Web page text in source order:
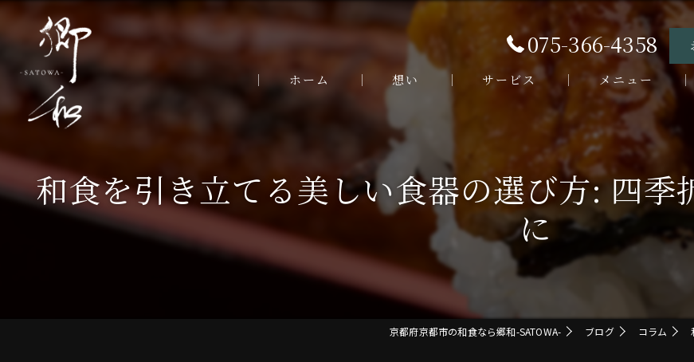
075-366-4358
ホーム 想い サービス
お客様の声
メニュー
ランチメニュー
ディナーメニュー
和食を引き立てる美しい食器の選び方: 四季
に
京都府京都市の和食なら郷和-SATOWA- ブログ コラム